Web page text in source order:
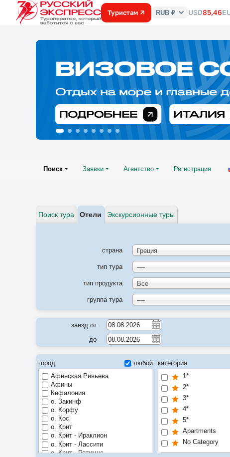
Туристам
Курс
RUB ₽ USD85,46
Поиск Заявки Агентство Регистрация
Поиск тура Отели Экскурсионные туры
страна Греция
тип тура ----
тип продукта Все
группа тура ----
заезд от
до
город
любой
Афинская Ривьева
Афины
Кефалония
о. Закинф
о. Корфу
о. Кос
о. Крит
о. Крит - Ираклион
о. Крит - Лассити
о. Крит - Ретимно
категория
1*
2*
3*
4*
5*
Apartments
No Category